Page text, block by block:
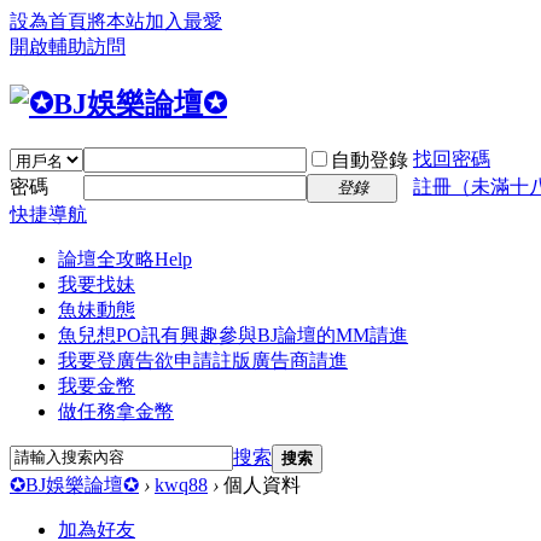
設為首頁將本站加入最愛
開啟輔助訪問
自動登錄 找回密碼
密碼
登錄
註冊（未滿十
快捷導航
論壇全攻略Help
我要找妹
魚妹動態
魚兒想PO訊有興趣參與BJ論壇的MM請進
我要登廣告欲申請註版廣告商請進
我要金幣
做任務拿金幣
搜索 搜索
✪BJ娛樂論壇✪ › kwq88 › 個人資料
加為好友